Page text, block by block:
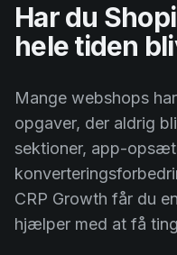
Har du
hele tiden
Mange webshops
opgaver, der aldrig
sektioner, app-
CRP Growth får du
hjælper med at få